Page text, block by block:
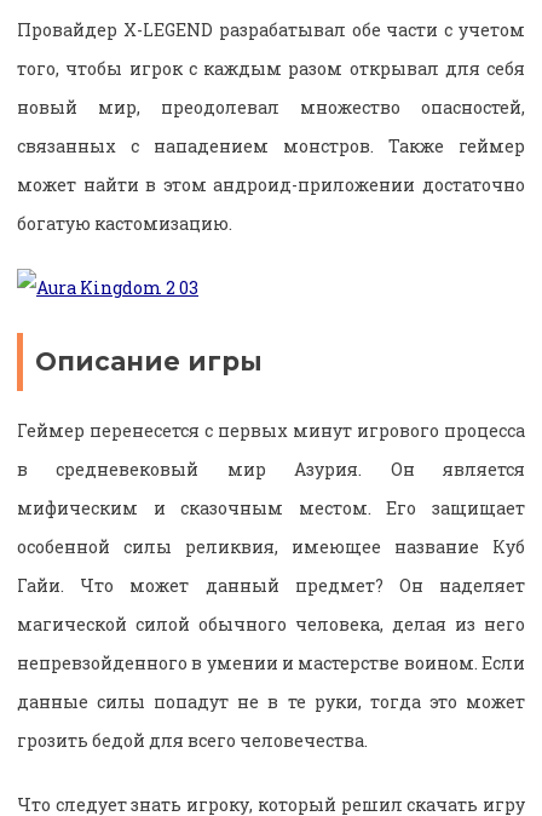
Провайдер X-LEGEND разрабатывал обе части с учетом
того, чтобы игрок с каждым разом открывал для себя
новый мир, преодолевал множество опасностей,
связанных с нападением монстров. Также геймер
может найти в этом андроид-приложении достаточно
богатую кастомизацию.
Описание игры
Геймер перенесется с первых минут игрового процесса
в средневековый мир Азурия. Он является
мифическим и сказочным местом. Его защищает
особенной силы реликвия, имеющее название Куб
Гайи. Что может данный предмет? Он наделяет
магической силой обычного человека, делая из него
непревзойденного в умении и мастерстве воином. Если
данные силы попадут не в те руки, тогда это может
грозить бедой для всего человечества.
Что следует знать игроку, который решил скачать игру